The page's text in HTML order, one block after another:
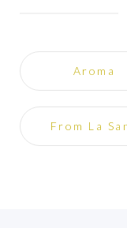
Aroma
From La